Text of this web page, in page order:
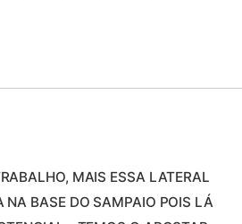
MAIS ESSA LATERAL
NA BASE DO SAMPAIO POIS LÁ